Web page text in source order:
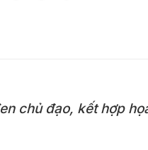
chủ đạo, kết hợp